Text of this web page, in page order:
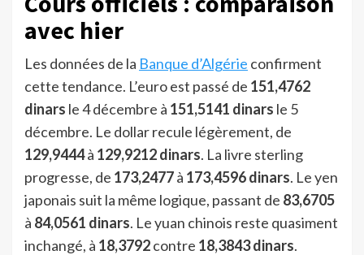
avec hier
Les données de la Banque d’Algérie confirment
cette tendance. L’euro est passé de 151,4762
dinars le 4 décembre à 151,5141 dinars le 5
décembre. Le dollar recule légèrement, de
129,9444à 129,9212 dinars. La livre sterling
progresse, de 173,2477à 173,4596 dinars. Le yen
japonais suit la même logique, passant de 83,6705
à 84,0561 dinars. Le yuan chinois reste quasiment
inchangé, à 18,3792contre 18,3843 dinars.